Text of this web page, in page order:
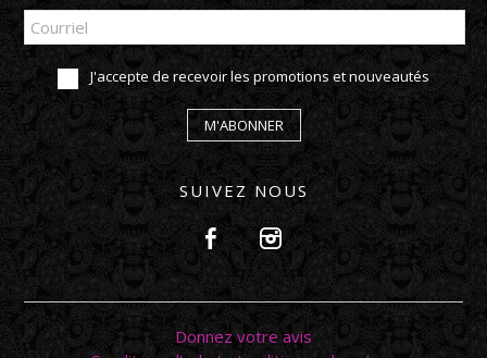
J'accepte de recevoir les promotions et nouveautés
M'ABONNER
SUIVEZ NOUS
Donnez votre avis